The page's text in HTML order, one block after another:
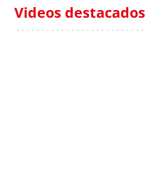
Videos destacados